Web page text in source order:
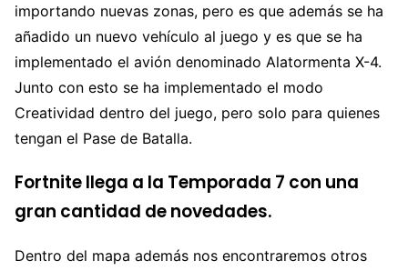
importando nuevas zonas, pero es que además se ha
añadido un nuevo vehículo al juego y es que se ha
implementado el avión denominado Alatormenta X-4.
Junto con esto se ha implementado el modo
Creatividad dentro del juego, pero solo para quienes
tengan el Pase de Batalla.
Fortnite llega a la Temporada 7 con una
gran cantidad de novedades.
Dentro del mapa además nos encontraremos otros